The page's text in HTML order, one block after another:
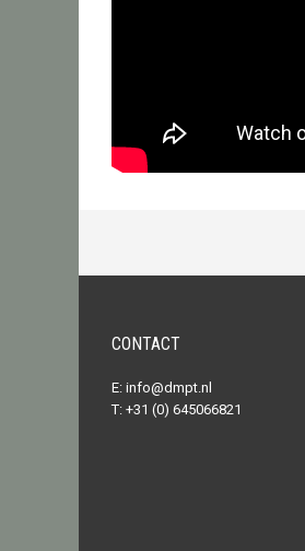
CONTACT
E: info@dmpt.nl
T: +31 (0) 645066821